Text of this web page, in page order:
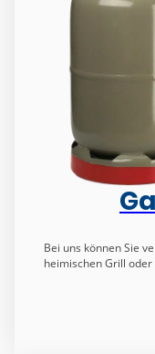
Bei uns können Sie
heimischen Grill